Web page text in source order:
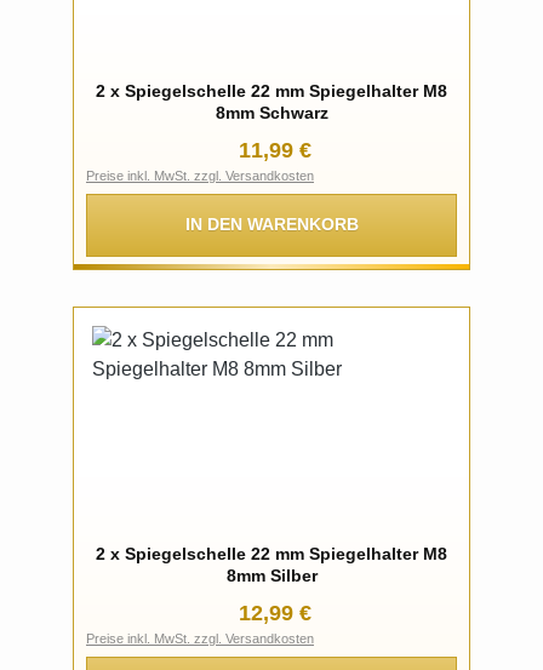
2 x Spiegelschelle 22 mm Spiegelhalter M8
8mm Schwarz
Regulärer Preis:
11,99 €
Preise inkl. MwSt. zzgl. Versandkosten
IN DEN WARENKORB
2 x Spiegelschelle 22 mm Spiegelhalter M8
8mm Silber
Regulärer Preis:
12,99 €
Preise inkl. MwSt. zzgl. Versandkosten